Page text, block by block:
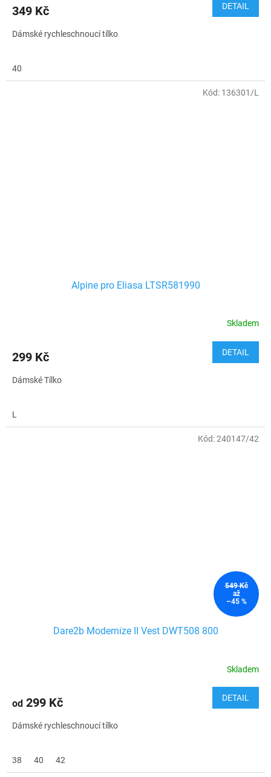
349 Kč DETAIL
Dámské rychleschnoucí tílko
40
Alpine pro Eliasa LTSR581990
Skladem
299 Kč DETAIL
Dámské Tílko
L
Kód: 136301/L
549 Kč
až
–45 %
Dare2b Modernize II Vest DWT508 800
Skladem
od 299 Kč DETAIL
Dámské rychleschnoucí tílko
38 40 42
Kód:240147/42